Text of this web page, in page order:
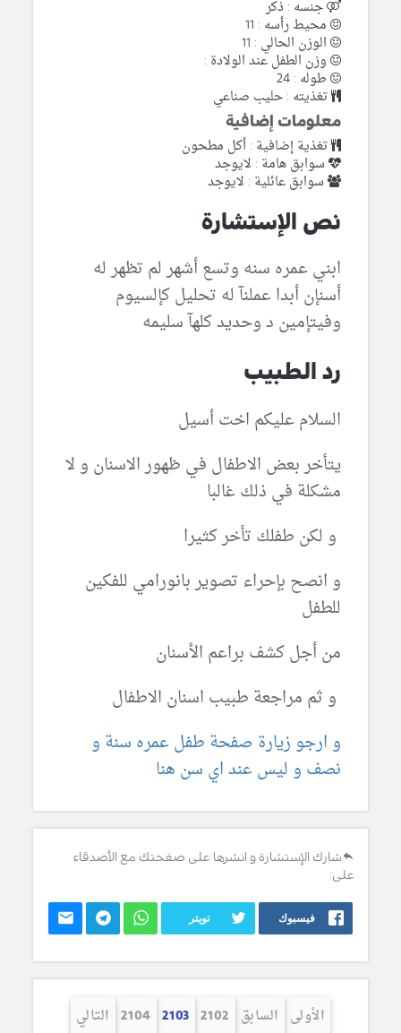
جنسه : ذكر
محيط رأسه : 11
الوزن الحالي : 11
وزن الطفل عند الولادة :
طوله : 24
تغذيته : حليب صناعي
معلومات إضافية
تغذية إضافية : أكل مطحون
سوابق هامة : لايوجد
سوابق عائلية : لايوجد
نص الإستشارة
ابني عمره سنه وتسع أشهر لم تظهر له
أسنإن أبدا عملنآ له تحليل كإلسيوم
وفيتإمين د وحديد كلهآ سليمه
رد الطبيب
السلام عليكم اخت أسيل
يتأخر بعض الاطفال في ظهور الاسنان و لا
مشكلة في ذلك غالبا
و لكن طفلك تأخر كثيرا
و انصح بإحراء تصوير بانورامي للفكين
للطفل
من أجل كشف براعم الأسنان
و ثم مراجعة طبيب اسنان الاطفال
و ارجو زيارة صفحة طفل عمره سنة و
نصف و ليس عند اي سن هنا
شارك الإستشارة و انشرها على صفحتك مع الأصدقاء
على:
فيسبوك تويتر
الأولى السابق 2102
2103
2104 التالي